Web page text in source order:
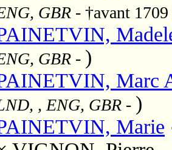
GBR - †avant 1709
GBR - )
Marc
, ENG, GBR - )
Marie